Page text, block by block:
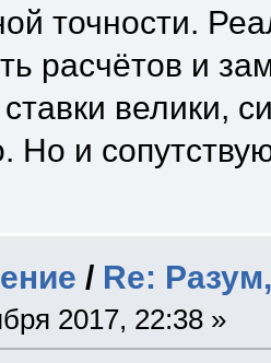
точности.
расчётов и
велики,
Но и
/ Re:
2017, 22:38 »